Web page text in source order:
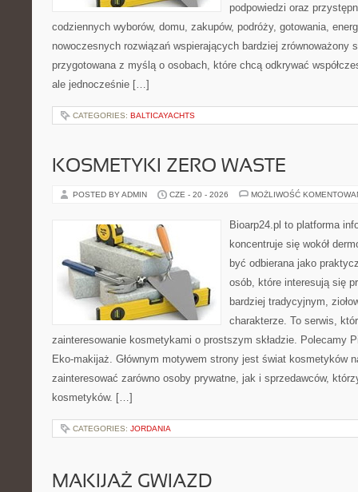
podpowiedzi oraz
codziennych wyborów, domu, zakupów, podróży, gotowania,
nowoczesnych rozwiązań wspierających bardziej zrównoważony
przygotowana z myślą o osobach, które chcą odkrywać
ale jednocześnie […]
CATEGORIES: BALTICAYACHTS
KOSMETYKI ZERO WASTE
POSTED BY ADMIN CZE - 20 - 2026 MOŻLIWOŚĆ
Bioarp24.pl to platforma
koncentruje się wokół
być odbierana jako
osób, które interesują się
bardziej tradycyjnym,
charakterze. To serwis,
zainteresowanie kosmetykami o prostszym składzie. Polecamy
Eko-makijaż. Głównym motywem strony jest świat kosmetyków
zainteresować zarówno osoby prywatne, jak i sprzedawców,
kosmetyków. […]
CATEGORIES: JORDANIA
MAKIJAŻ GWIAZD